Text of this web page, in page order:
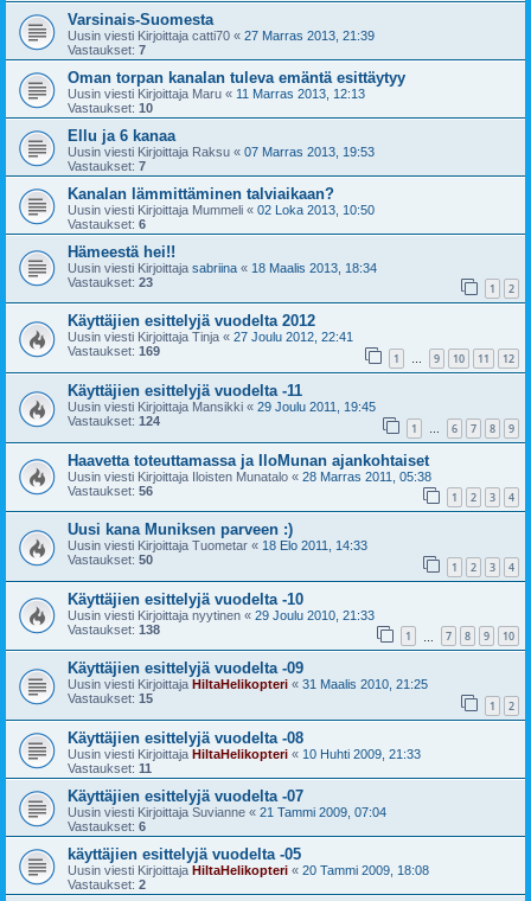
Varsinais-Suomesta
Uusin viesti Kirjoittaja catti70 « 27 Marras 2013, 21:39
Vastaukset: 7
Oman torpan kanalan tuleva emäntä esittäytyy
Uusin viesti Kirjoittaja Maru « 11 Marras 2013, 12:13
Vastaukset: 10
Ellu ja 6 kanaa
Uusin viesti Kirjoittaja Raksu « 07 Marras 2013, 19:53
Vastaukset: 7
Kanalan lämmittäminen talviaikaan?
Uusin viesti Kirjoittaja Mummeli « 02 Loka 2013, 10:50
Vastaukset: 6
Hämeestä hei!!
Uusin viesti Kirjoittaja sabriina « 18 Maalis 2013, 18:34
Vastaukset: 23 1 2
Käyttäjien esittelyjä vuodelta 2012
Uusin viesti Kirjoittaja Tinja « 27 Joulu 2012, 22:41
Vastaukset: 169 1 … 9 10 11 12
Käyttäjien esittelyjä vuodelta -11
Uusin viesti Kirjoittaja Mansikki « 29 Joulu 2011, 19:45
Vastaukset: 124 1 … 6 7 8 9
Haavetta toteuttamassa ja IloMunan ajankohtaiset
Uusin viesti Kirjoittaja Iloisten Munatalo « 28 Marras 2011, 05:38
Vastaukset: 56 1 2 3 4
Uusi kana Muniksen parveen :)
Uusin viesti Kirjoittaja Tuometar « 18 Elo 2011, 14:33
Vastaukset: 50 1 2 3 4
Käyttäjien esittelyjä vuodelta -10
Uusin viesti Kirjoittaja nyytinen « 29 Joulu 2010, 21:33
Vastaukset: 138 1 7 8 9 10
Käyttäjien esittelyjä vuodelta -09
Uusin viesti Kirjoittaja HiltaHelikopteri « 31 Maalis 2010, 21:25
Vastaukset: 15 1 2
Käyttäjien esittelyjä vuodelta -08
Uusin viesti Kirjoittaja HiltaHelikopteri « 10 Huhti 2009, 21:33
Vastaukset: 11
Käyttäjien esittelyjä vuodelta -07
Uusin viesti Kirjoittaja Suvianne « 21 Tammi 2009, 07:04
Vastaukset: 6
käyttäjien esittelyjä vuodelta -05
Uusin viesti Kirjoittaja HiltaHelikopteri « 20 Tammi 2009, 18:08
Vastaukset: 2